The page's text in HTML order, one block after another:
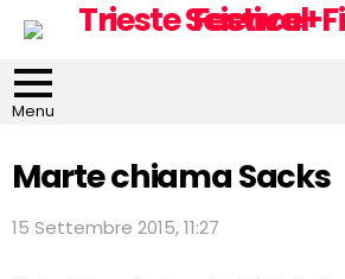
Menu
Marte chiama Sacks
15 Settembre 2015, 11:27